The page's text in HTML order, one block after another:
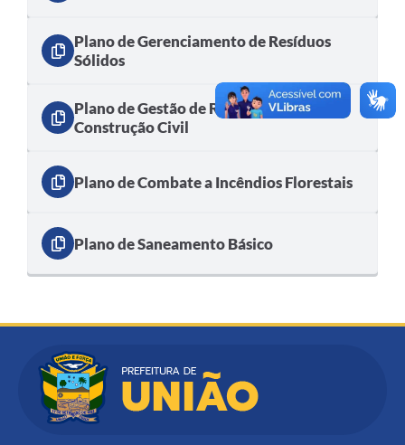
Plano de Gerenciamento de Resíduos
Sólidos
Plano de Gestão de Resíduos da
Construção Civil
Plano de Combate a Incêndios Florestais
Plano de Saneamento Básico